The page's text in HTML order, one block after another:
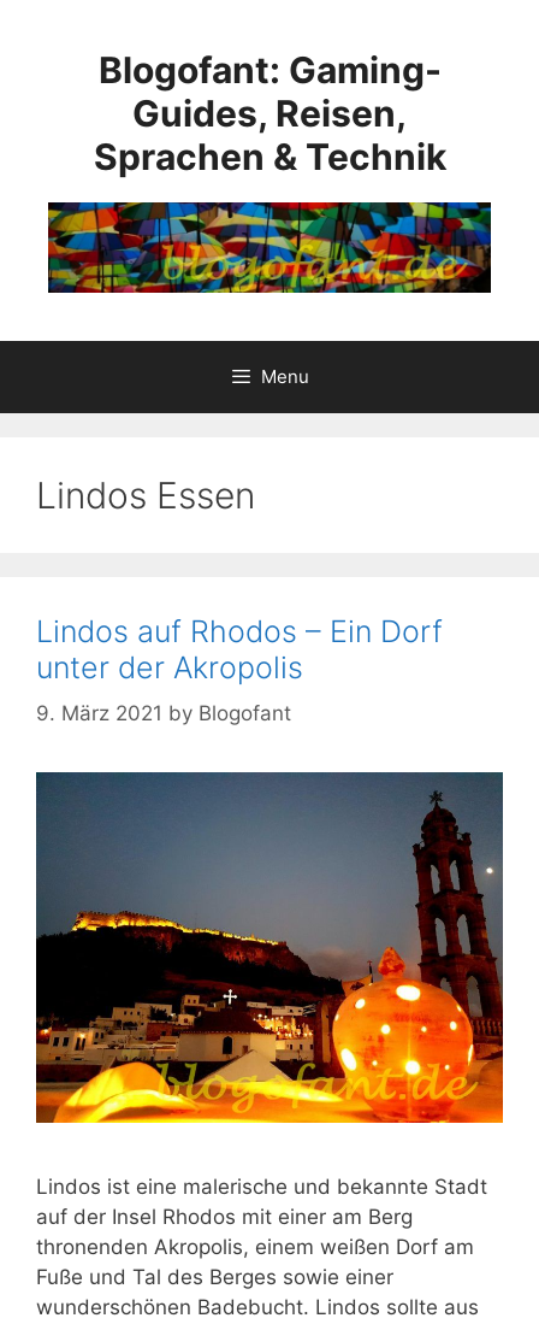
Blogofant: Gaming-
Guides, Reisen,
Sprachen & Technik
Menu
Lindos Essen
Lindos auf Rhodos – Ein Dorf
unter der Akropolis
9. März 2021 by Blogofant
Lindos ist eine malerische und bekannte Stadt
auf der Insel Rhodos mit einer am Berg
thronenden Akropolis, einem weißen Dorf am
Fuße und Tal des Berges sowie einer
wunderschönen Badebucht. Lindos sollte aus